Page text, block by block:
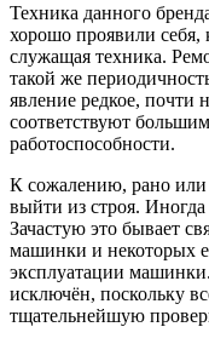
Техника данного
хорошо проявили себя,
служащая техника.
такой же
явление редкое, почти
соответствуют
работоспособности.
К сожалению, рано или
выйти из строя.
Зачастую это бывает
машинки и некоторых
эксплуатации
исключён, поскольку
тщательнейшую